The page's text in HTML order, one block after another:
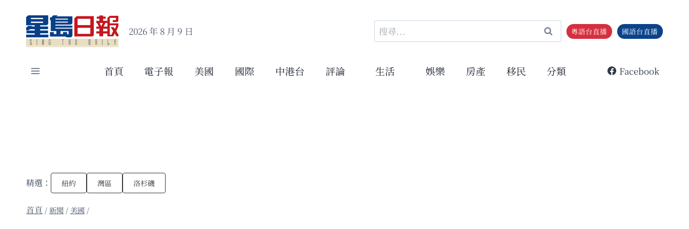
content
2026 年 8 月 9 日
搜
尋
鍵
粵語台直播 國語台直播
首頁 電子報 美國 國際 中港台 評論 生活 娛樂 房產 移民 分類 Facebook
精選： 紐約 灣區 洛杉磯
/新聞 / 美國 /